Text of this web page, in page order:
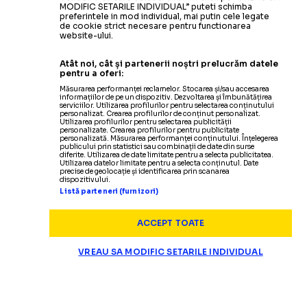
MODIFIC SETARILE INDIVIDUAL” puteti schimba
preferintele in mod individual, mai putin cele legate
de cookie strict necesare pentru functionarea
website-ului.
Atât noi, cât și partenerii noștri prelucrăm datele
pentru a oferi:
Măsurarea performanței reclamelor. Stocarea și/sau accesarea
informațiilor de pe un dispozitiv. Dezvoltarea și îmbunătățirea
serviciilor. Utilizarea profilurilor pentru selectarea conținutului
personalizat. Crearea profilurilor de conținut personalizat.
Utilizarea profilurilor pentru selectarea publicității
personalizate. Crearea profilurilor pentru publicitate
personalizată. Măsurarea performanței conținutului. Înțelegerea
publicului prin statistici sau combinații de date din surse
diferite. Utilizarea de date limitate pentru a selecta publicitatea.
Utilizarea datelor limitate pentru a selecta conținutul. Date
precise de geolocație și identificarea prin scanarea
dispozitivului.
Listă parteneri (furnizori)
ACCEPT TOATE
VREAU SA MODIFIC SETARILE INDIVIDUAL